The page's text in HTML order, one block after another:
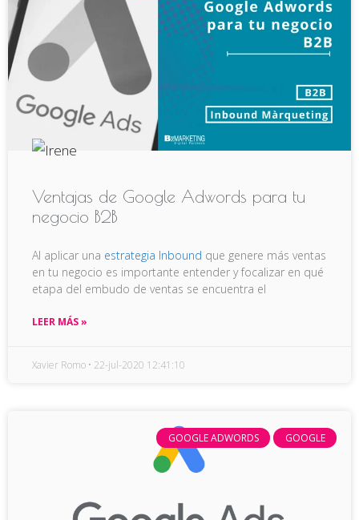
Ventajas de Google Adwords para tu
negocio B2B
Al aplicar una estrategia Inbound que genere más ventas
en tu negocio es importante entender y focalizar en qué
etapa del embudo de ventas se encuentra el
LEER MÁS »
Xavier Romo 22-jul-2020 12:41:10
GOOGLE ADWORDS GOOGLE